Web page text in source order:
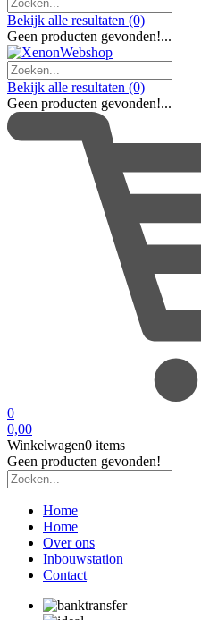
Bekijk alle resultaten (0)
Geen producten gevonden!...
Bekijk alle resultaten (0)
Geen producten gevonden!...
0
0,00
Winkelwagen0 items
Geen producten gevonden!
Home
Home
Over ons
Inbouwstation
Contact